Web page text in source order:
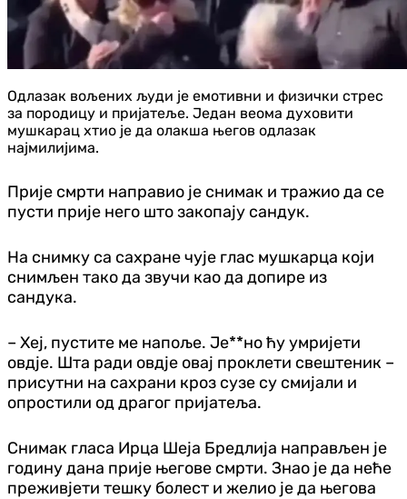
Одлазак вољених људи је емотивни и физички стрес
за породицу и пријатеље. Један веома духовити
мушкарац хтио је да олакша његов одлазак
најмилијима.
Прије смрти направио је снимак и тражио да се
пусти прије него што закопају сандук.
На снимку са сахране чује глас мушкарца који
снимљен тако да звучи као да допире из
сандука.
– Хеј, пустите ме напоље. Је**но ћу умријети
овдје. Шта ради овдје овај проклети свештеник –
присутни на сахрани кроз сузе су смијали и
опростили од драгог пријатеља.
Снимак гласа Ирца Шеја Бредлија направљен је
годину дана прије његове смрти. Знао је да неће
преживјети тешку болест и желио је да његова